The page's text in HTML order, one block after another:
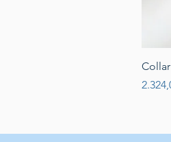
Preis